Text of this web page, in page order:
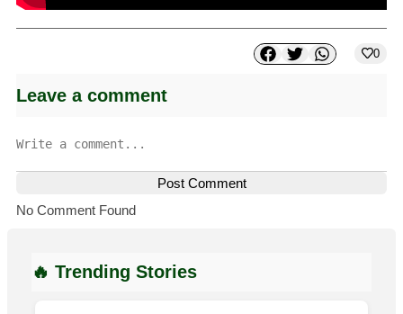
0
Leave a comment
Post Comment
No Comment Found
🔥 Trending Stories